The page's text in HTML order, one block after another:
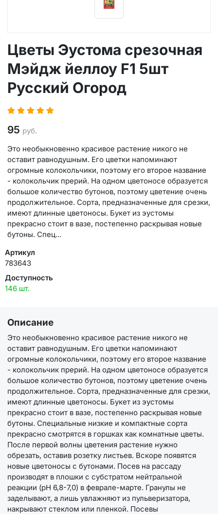
Цветы Эустома срезочная
Мэйдж йеллоу F1 5шт
Русский Огород
95 руб.
Это необыкновенно красивое растение никого не
оставит равнодушным. Его цветки напоминают
огромные колокольчики, поэтому его второе название
- колокольчик прерий. На одном цветоносе образуется
большое количество бутонов, поэтому цветение очень
продолжительное. Сорта, предназначенные для срезки,
имеют длинные цветоносы. Букет из эустомы
прекрасно стоит в вазе, постепенно раскрывая новые
бутоны. Спец...
Артикул
783643
Доступность
146 шт.
Описание
Это необыкновенно красивое растение никого не
оставит равнодушным. Его цветки напоминают
огромные колокольчики, поэтому его второе название
- колокольчик прерий. На одном цветоносе образуется
большое количество бутонов, поэтому цветение очень
продолжительное. Сорта, предназначенные для срезки,
имеют длинные цветоносы. Букет из эустомы
прекрасно стоит в вазе, постепенно раскрывая новые
бутоны. Специальные низкие и компактные сорта
прекрасно смотрятся в горшках как комнатные цветы.
После первой волны цветения растение нужно
обрезать, оставив розетку листьев. Вскоре появятся
новые цветоносы с бутонами. Посев на рассаду
производят в плошки с субстратом нейтральной
реакции (рН 6,8-7,0) в феврале-марте. Гранулы не
заделывают, а лишь увлажняют из пульверизатора,
накрывают стеклом или пленкой. Посевы